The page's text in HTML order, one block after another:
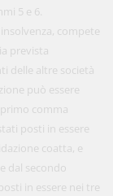
5 e 6.
compete
prevista
delle altre società
può essere
comma
posti in essere
coatta, e
dal secondo
in essere nei tre